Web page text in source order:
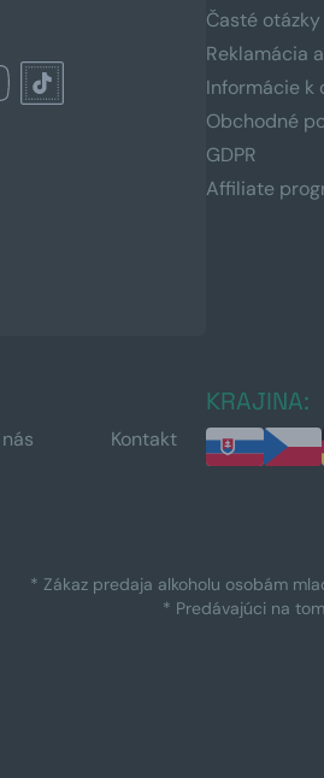
Časté otázky
Reklamácia
Informácie k
Obchodné
GDPR
Affiliate
Kontakt
KRAJINA:
* Zákaz predaja alkoholu osobám
* Predávajúci na